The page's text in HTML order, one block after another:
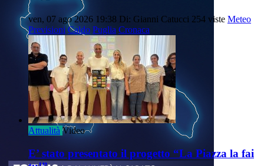
ven, 07 ago 2026 19:38 Di: Gianni Catucci 254 viste Meteo
Previsioni Caldo Puglia Cronaca
Attualità Video
E’ stato presentato il progetto “La Piazza la fai